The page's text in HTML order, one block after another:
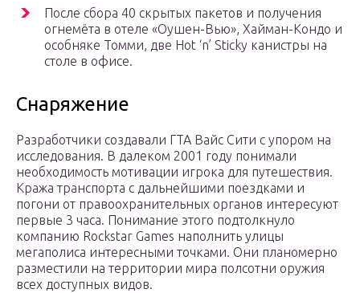
После сбора 40 скрытых пакетов и получения
огнемёта в отеле «Оушен-Вью», Хайман-Кондо и
особняке Томми, две Hot ‘n’ Sticky канистры на
столе в офисе.
Снаряжение
Разработчики создавали ГТА Вайс Сити с упором на
исследования. В далеком 2001 году понимали
необходимость мотивации игрока для путешествия.
Кража транспорта с дальнейшими поездками и
погони от правоохранительных органов интересуют
первые 3 часа. Понимание этого подтолкнуло
компанию Rockstar Games наполнить улицы
мегаполиса интересными точками. Они планомерно
разместили на территории мира полсотни оружия
всех доступных видов.